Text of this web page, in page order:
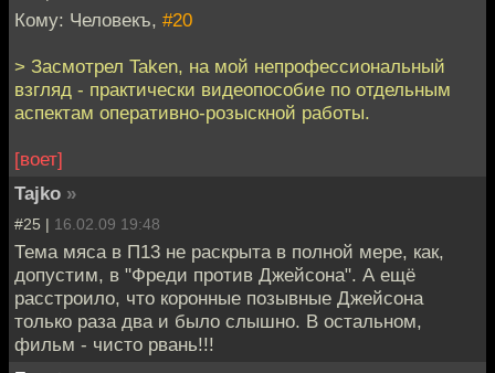
Кому: Человекъ, #20
> Засмотрел Taken, на мой непрофессиональный
взгляд - практически видеопособие по отдельным
аспектам оперативно-розыскной работы.
[воет]
Tajko »
#25 | 16.02.09 19:48
Тема мяса в П13 не раскрыта в полной мере, как,
допустим, в "Фреди против Джейсона". А ещё
расстроило, что коронные позывные Джейсона
только раза два и было слышно. В остальном,
фильм - чисто рвань!!!